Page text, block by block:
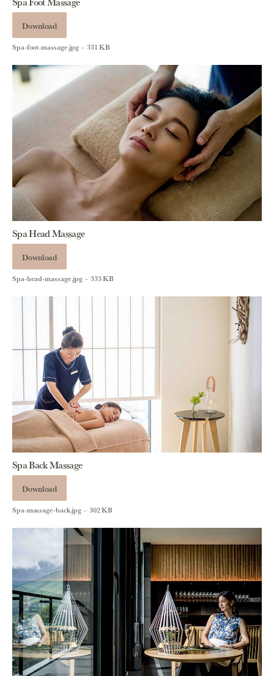
Download
Spa-foot-massage.jpg – 331 KB
Spa Head Massage
Download
Spa-head-massage.jpg – 333 KB
Spa Back Massage
Download
Spa-massage-back.jpg – 302 KB